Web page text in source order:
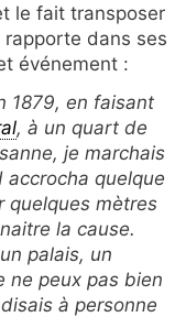
le fait transposer
dans ses
événement :
1879, en faisant
, à un quart de
je marchais
accrocha quelque
quelques mètres
la cause.
palais, un
ne peux pas bien
à personne